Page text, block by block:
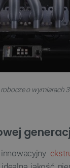
o wymiarach
__cf_bm
__cf_bm